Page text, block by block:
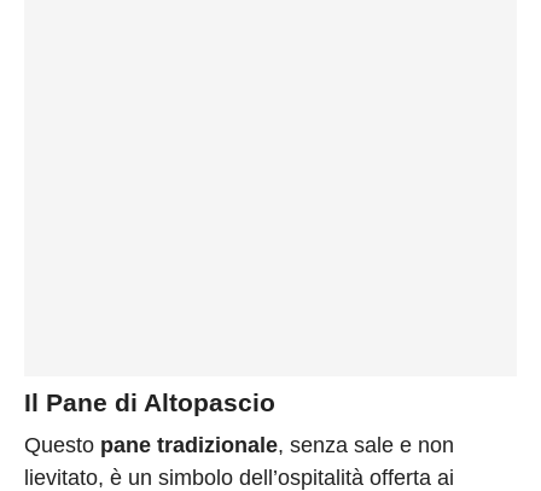
Il Pane di Altopascio
Questo pane tradizionale, senza sale e non
lievitato, è un simbolo dell’ospitalità offerta ai